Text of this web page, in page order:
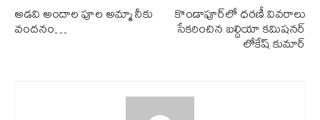
అడవి అందాల పూల అమ్మా నీకు
వందనం…
కొండాపూర్‌లో ధ‌ర‌ణీ వివ‌రాలు
సేక‌రించిన‌ బ‌ల్దియా క‌మిష‌న‌ర్
లోకేష్ కుమార్‌